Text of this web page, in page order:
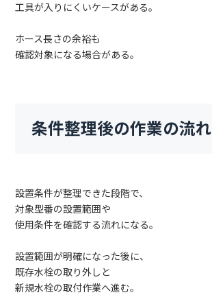
工具が入りにくいケースがある。
ホース長さの余裕も
確認対象になる場合がある。
条件整理後の作業の流れ
設置条件が整理できた段階で、
対象型番の設置範囲や
使用条件を確認する流れになる。
設置範囲が明確になった後に、
既存水栓の取り外しと
新規水栓の取付作業へ進む。